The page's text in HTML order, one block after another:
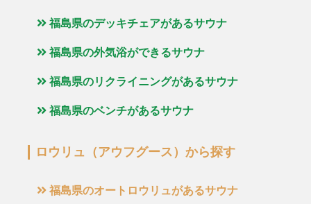
福島県のデッキチェアがあるサウナ
福島県の外気浴ができるサウナ
福島県のリクライニングがあるサウナ
福島県のベンチがあるサウナ
ロウリュ（アウフグース）から探す
福島県のオートロウリュがあるサウナ